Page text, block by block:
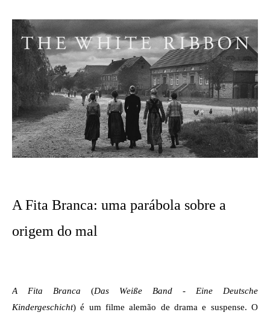
A Fita Branca: uma parábola sobre a
origem do mal
A Fita Branca (Das Weiße Band - Eine Deutsche
Kindergeschicht) é um filme alemão de drama e suspense. O